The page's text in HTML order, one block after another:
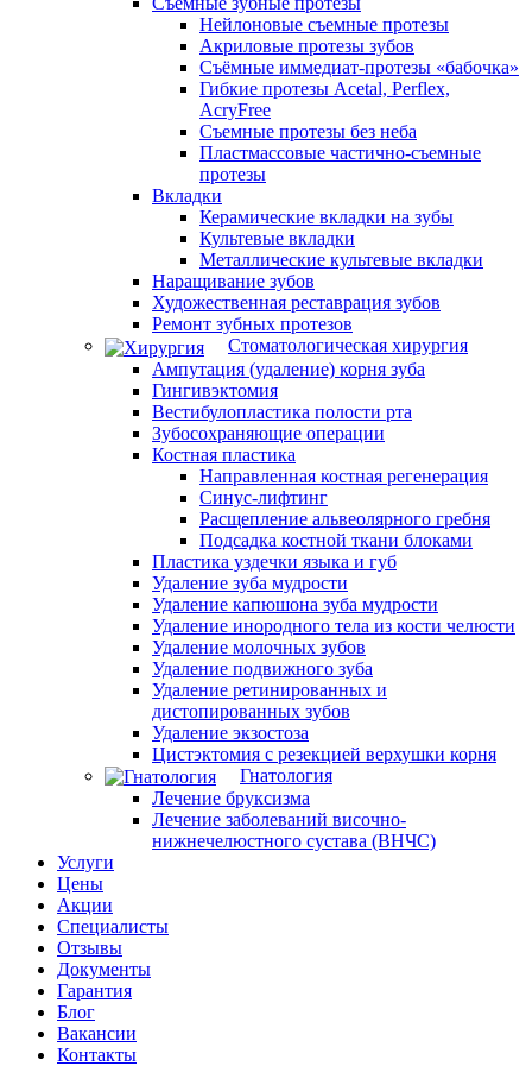
Нейлоновые съемные протезы
Акриловые протезы зубов
Съёмные иммедиат‑протезы «бабочка»
Гибкие протезы Acetal, Perflex,
AcryFree
Съемные протезы без неба
Пластмассовые частично-съемные
протезы
Вкладки
Керамические вкладки на зубы
Культевые вкладки
Металлические культевые вкладки
Наращивание зубов
Художественная реставрация зубов
Ремонт зубных протезов
Стоматологическая хирургия
Ампутация (удаление) корня зуба
Гингивэктомия
Вестибулопластика полости рта
Зубосохраняющие операции
Костная пластика
Направленная костная регенерация
Синус-лифтинг
Расщепление альвеолярного гребня
Подсадка костной ткани блоками
Пластика уздечки языка и губ
Удаление зуба мудрости
Удаление капюшона зуба мудрости
Удаление инородного тела из кости челюсти
Удаление молочных зубов
Удаление подвижного зуба
Удаление ретинированных и
дистопированных зубов
Удаление экзостоза
Цистэктомия с резекцией верхушки корня
Гнатология
Лечение бруксизма
Лечение заболеваний височно-
нижнечелюстного сустава (ВНЧС)
Услуги
Цены
Акции
Специалисты
Отзывы
Документы
Гарантия
Блог
Вакансии
Контакты